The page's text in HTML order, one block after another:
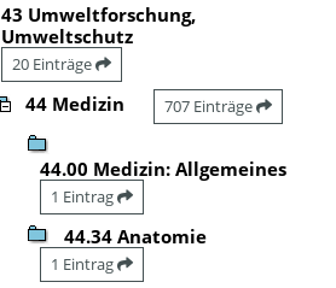
43 Umweltforschung,
Umweltschutz
20 Einträge
44 Medizin 707 Einträge
44.00 Medizin: Allgemeines
1 Eintrag
44.34 Anatomie
1 Eintrag